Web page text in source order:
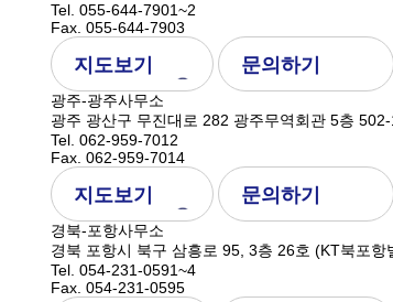
Tel. 055-644-7901~2
Fax. 055-644-7903
지도보기 문의하기
광주-광주사무소
광주 광산구 무진대로 282 광주무역회관 5층 502-
Tel. 062-959-7012
Fax. 062-959-7014
지도보기 문의하기
경북-포항사무소
경북 포항시 북구 삼흥로 95, 3층 26호 (KT북포항
Tel. 054-231-0591~4
Fax. 054-231-0595